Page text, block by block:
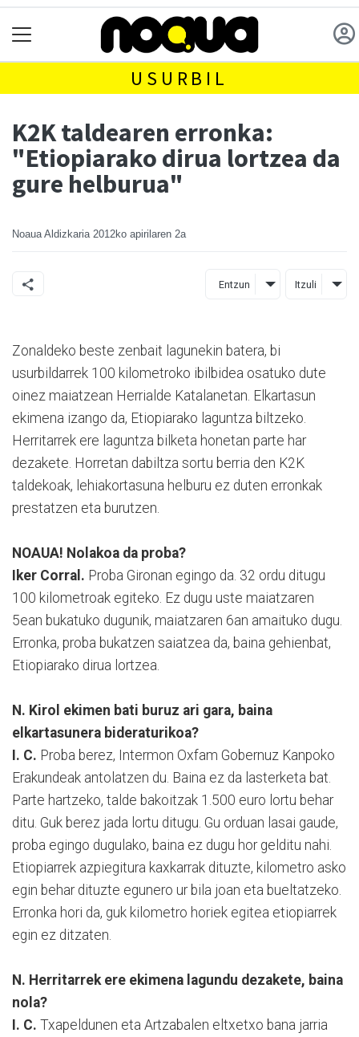
USURBIL
K2K taldearen erronka:
"Etiopiarako dirua lortzea da
gure helburua"
Noaua Aldizkaria 2012ko apirilaren 2a
Entzun Itzuli
Zonaldeko beste zenbait lagunekin batera, bi
usurbildarrek 100 kilometroko ibilbidea osatuko dute
oinez maiatzean Herrialde Katalanetan. Elkartasun
ekimena izango da, Etiopiarako laguntza biltzeko.
Herritarrek ere laguntza bilketa honetan parte har
dezakete. Horretan dabiltza sortu berria den K2K
taldekoak, lehiakortasuna helburu ez duten erronkak
prestatzen eta burutzen.
NOAUA! Nolakoa da proba?
Iker Corral. Proba Gironan egingo da. 32 ordu ditugu
100 kilometroak egiteko. Ez dugu uste maiatzaren
5ean bukatuko dugunik, maiatzaren 6an amaituko dugu.
Erronka, proba bukatzen saiatzea da, baina gehienbat,
Etiopiarako dirua lortzea.
N. Kirol ekimen bati buruz ari gara, baina
elkartasunera bideraturikoa?
I. C. Proba berez, Intermon Oxfam Gobernuz Kanpoko
Erakundeak antolatzen du. Baina ez da lasterketa bat.
Parte hartzeko, talde bakoitzak 1.500 euro lortu behar
ditu. Guk berez jada lortu ditugu. Gu orduan lasai gaude,
proba egingo dugulako, baina ez dugu hor gelditu nahi.
Etiopiarrek azpiegitura kaxkarrak dituzte, kilometro asko
egin behar dituzte egunero ur bila joan eta bueltatzeko.
Erronka hori da, guk kilometro horiek egitea etiopiarrek
egin ez ditzaten.
N. Herritarrek ere ekimena lagundu dezakete, baina
nola?
I. C. Txapeldunen eta Artzabalen eltxetxo bana jarria